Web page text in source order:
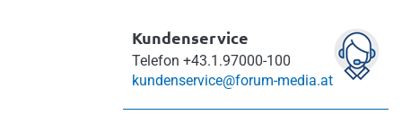
Kundenservice
Telefon +43.1.97000-100
kundenservice@forum-media.at